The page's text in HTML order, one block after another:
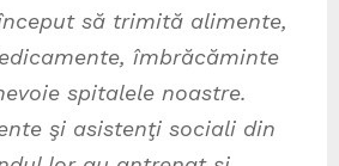
să trimită alimente,
îmbrăcăminte
spitalele noastre.
şi asistenţi sociali din